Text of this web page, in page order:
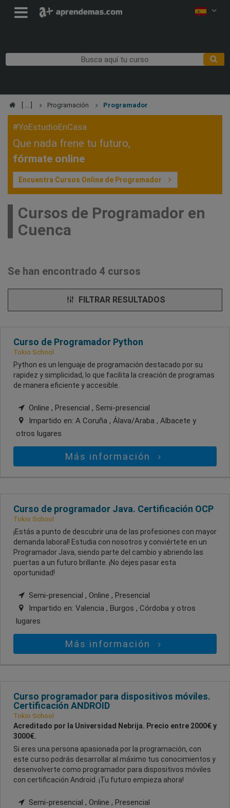
Programación Programador
#YoEstudioEnCasa
Que nada frene tu futuro,
fórmate online
Encuentra Cursos Online de Programador
Cursos de Programador en
Cuenca
Se han encontrado 4 cursos
FILTRAR RESULTADOS
Curso de Programador Python
Tokio School
Python es un lenguaje de programación destacado por su
rapidez y simplicidad, lo que facilita la creación de programas
de manera eficiente y accesible.
Online , Presencial , Semi-presencial
Impartido en: A Coruña , Álava/Araba , Albacete y
otros lugares
Más información
Curso de programador Java. Certificación OCP
Tokio School
¡Estás a punto de descubrir una de las profesiones con mayor
demanda laboral! Estudia con nosotros y conviértete en un
Programador Java, siendo parte del cambio y abriendo las
puertas a un futuro brillante. ¡No dejes pasar esta
oportunidad!
Semi-presencial , Online , Presencial
Impartido en: Valencia , Burgos , Córdoba y otros
lugares
Más información
Curso programador para dispositivos móviles.
Certificación ANDROID
Tokio School
Acreditado por la Universidad Nebrija. Precio entre 2000€ y
3000€.
Si eres una persona apasionada por la programación, con
este curso podrás desarrollar al máximo tus conocimientos y
desenvolverte como programador para dispositivos móviles
con certificación Android. ¡Tu futuro empieza ahora!
Semi-presencial , Online , Presencial